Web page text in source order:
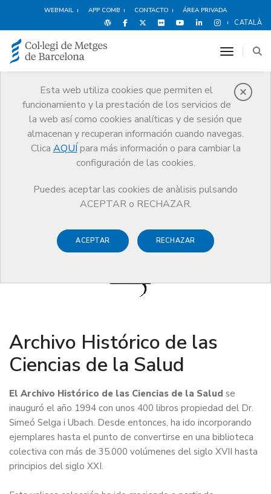
WEBMAIL APP COMB CONTACTO ÁREA PRIVADA
CATALÀ
Esta web utiliza cookies que permiten el
funcionamiento y la prestación de los servicios de
la web así como cookies analíticas y de sesión que
almacenan y recuperan información cuando navegas.
Clica AQUÍ para más información o para cambiar la
configuración de las cookies.
Puedes aceptar las cookies de anàlisis pulsando
ACEPTAR o RECHAZAR.
ACEPTAR RECHAZAR
toggle
Historia
El CoMB Archivo Histórico de las Ciencias de la Salud
Archivo Histórico de las
Ciencias de la Salud
El Archivo Histórico de las Ciencias de la Salud se
inauguró el año 1994 con unos 400 libros propiedad del Dr.
Simeó Selga i Ubach. Desde entonces, ha ido incorporando
ejemplares hasta el punto de convertirse en una biblioteca
colectiva con más de 35.000 volúmenes del siglo XVII hasta
principios del siglo XXI.